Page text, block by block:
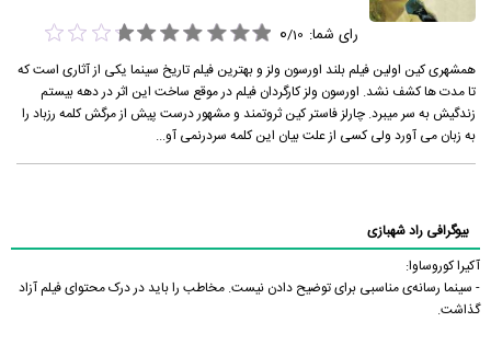
رای شما: 0/10
همشهری کین اولین فیلم بلند اورسون ولز و بهترین فیلم تاریخ سینما یکی از آثاری است که
تا مدت ها کشف نشد. اورسون ولز کارگردان فیلم در موقع ساخت این اثر در دهه بیستم
زندگیش به سر میبرد. چارلز فاستر کین ثروتمند و مشهور درست پیش از مرگش کلمه رزباد را
به زبان می آورد ولی کسی از علت بیان این کلمه سردرنمی آو...
بیوگرافی راد شهبازی
آکیرا کوروساوا:
- سینما رسانه‌ی مناسبی برای توضیح دادن نیست. مخاطب را باید در درک محتوای فیلم آزاد
گذاشت.